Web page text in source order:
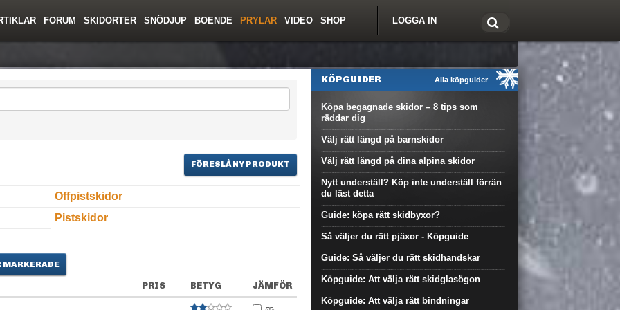
LOGGA IN
FORUM SKIDORTER SNÖDJUP BOENDE PRYLAR VIDEO SHOP
FÖRESLÅ NY PRODUKT
Offpistskidor
Pistskidor
MARKERADE
PRIS BETYG JÄMFÖR
Alla köpguider
KÖPGUIDER
Köpa begagnade skidor – 8 tips som
räddar dig
Välj rätt längd på barnskidor
Välj rätt längd på dina alpina skidor
Nytt underställ? Köp inte underställ förrän
du läst detta
Guide: köpa rätt skidbyxor?
Så väljer du rätt pjäxor - Köpguide
Guide: Så väljer du rätt skidhandskar
Köpguide: Att välja rätt skidglasögon
Köpguide: Att välja rätt bindningar